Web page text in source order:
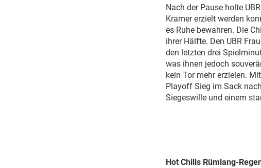
Nach der Pause holte
Kramer erzielt werden
es Ruhe bewahren. Die
ihrer Hälfte. Den UBR
den letzten drei
was ihnen jedoch
kein Tor mehr erzielen.
Playoff Sieg im Sack
Siegeswille und einem
Hot Chilis Rümlang-